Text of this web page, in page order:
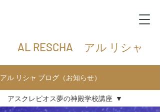
AL RESCHA アル リシャ
アル リシャ ブログ（お知らせ）
アスクレピオス夢の神殿学校講座